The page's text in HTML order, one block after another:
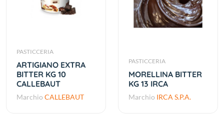
PASTICCERIA
ARTIGIANO EXTRA
BITTER KG 10
CALLEBAUT
Marchio CALLEBAUT
PASTICCERIA
MORELLINA BITTER
KG 13 IRCA
Marchio IRCA S.P.A.